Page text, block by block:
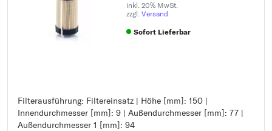
inkl. 20% MwSt.
zzgl. Versand
Sofort Lieferbar
Filterausführung: Filtereinsatz | Höhe [mm]: 150 |
Innendurchmesser [mm]: 9 | Außendurchmesser [mm]: 77 |
Außendurchmesser 1 [mm]: 94
Filterausführung: Filtereinsatz
Höhe [mm]: 150
Innendurchmesser [mm]: 9